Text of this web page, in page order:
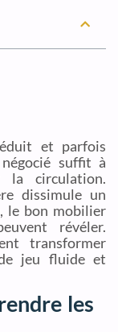
et parfois
suffit à
circulation.
dissimule un
le bon mobilier
révéler.
transformer
jeu fluide et
les